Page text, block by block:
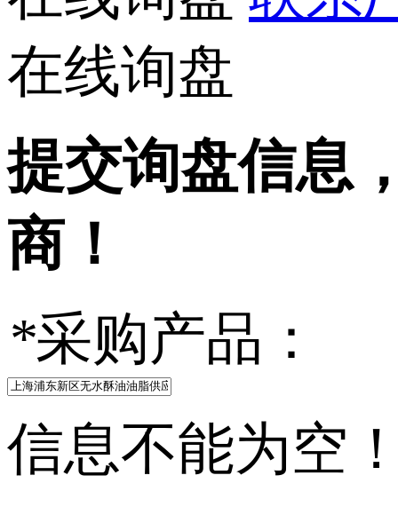
在线询盘
提交询盘信息
商！
*采购产品：
信息不能为空